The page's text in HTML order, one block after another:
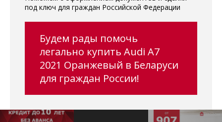
под ключ для граждан Российской Федерации
Будем рады помочь
легально купить Audi A7
2021 Оранжевый в Беларуси
для граждан России!